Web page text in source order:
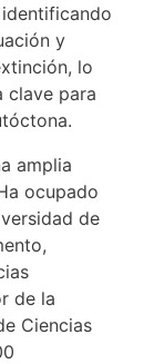
y
lo
clave para
amplia
ocupado
de
de la
Ciencias